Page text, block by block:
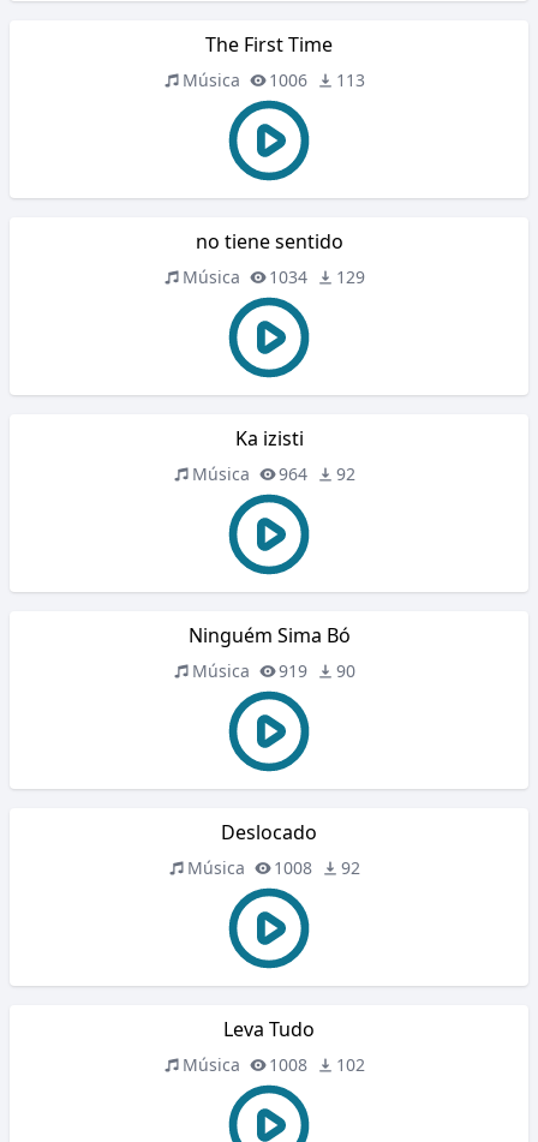
The First Time
Música 1006 113
no tiene sentido
Música 1034 129
Ka izisti
Música 964 92
Ninguém Sima Bó
Música 919 90
Deslocado
Música 1008 92
Leva Tudo
Música 1008 102